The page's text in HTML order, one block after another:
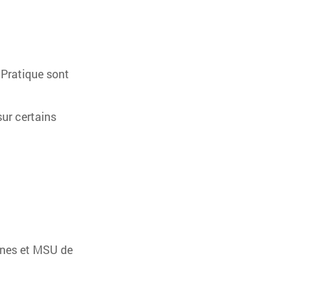
sont
certains
et MSU de